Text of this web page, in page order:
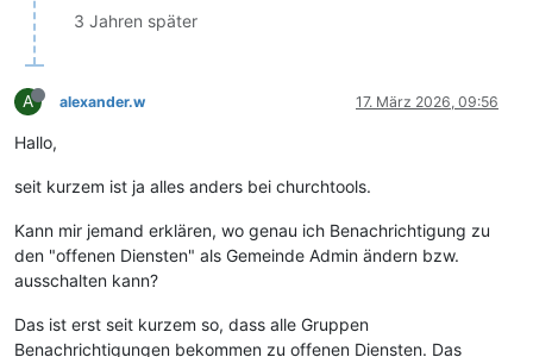
3 Jahren später
A alexander.w 17. März 2026, 09:56
Hallo,
seit kurzem ist ja alles anders bei churchtools.
Kann mir jemand erklären, wo genau ich Benachrichtigung zu
den "offenen Diensten" als Gemeinde Admin ändern bzw.
ausschalten kann?
Das ist erst seit kurzem so, dass alle Gruppen
Benachrichtigungen bekommen zu offenen Diensten. Das